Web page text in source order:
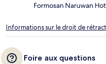
Formosan Naruwan
Informations sur le droit de
Foire aux questions